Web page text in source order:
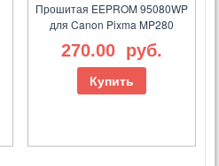
Прошитая EEPROM 95080WP
для Canon Pixma MP280
270.00 руб.
Купить